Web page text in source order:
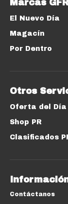
Marcas
El Nuevo Día
Magacín
Por Dentro
Otros
Oferta del Día
Shop PR
Clasificados
Contáctanos